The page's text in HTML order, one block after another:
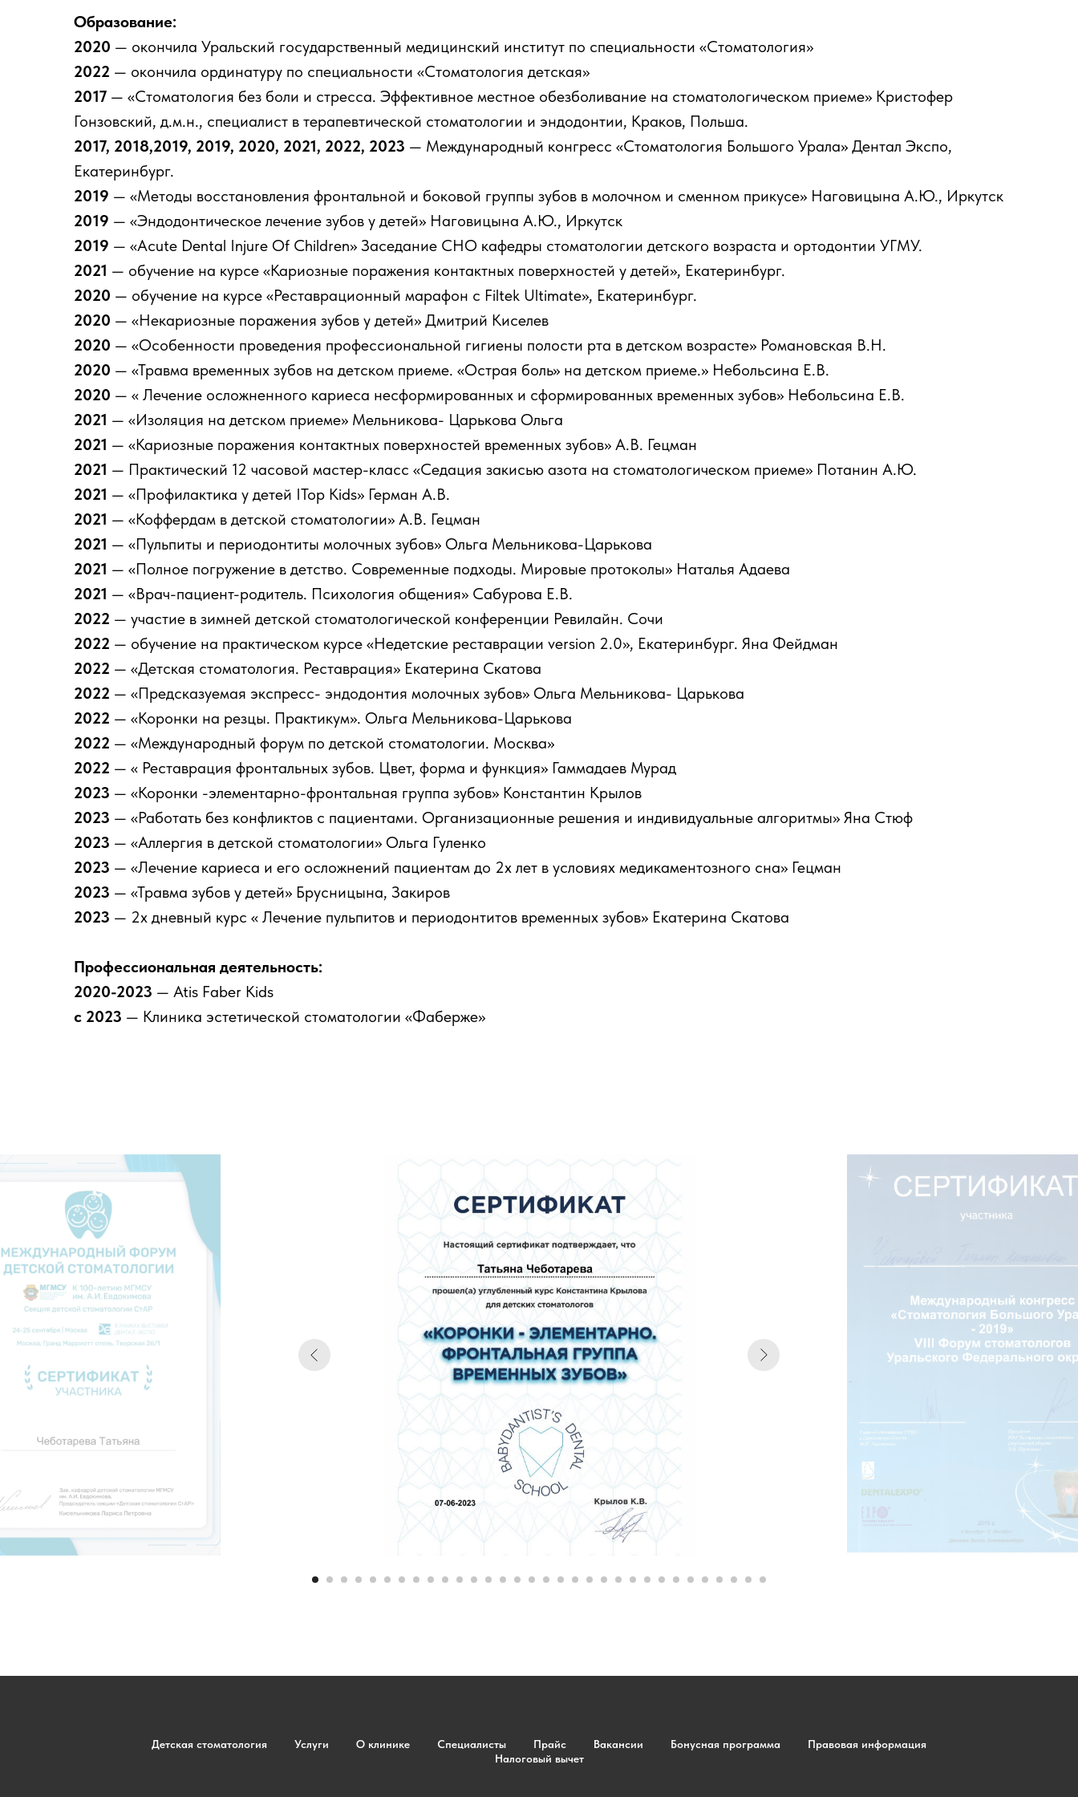
Образование:
2020 — окончила Уральский государственный медицинский институт по специальности «Стоматология»
2022 — окончила ординатуру по специальности «Стоматология детская»
2017 — «Стоматология без боли и стресса. Эффективное местное обезболивание на стоматологическом приеме» Кристофер
Гонзовский, д.м.н., специалист в терапевтической стоматологии и эндодонтии, Краков, Польша.
2017, 2018,2019, 2019, 2020, 2021, 2022, 2023 — Международный конгресс «Стоматология Большого Урала» Дентал Экспо,
Екатеринбург.
2019 — «Методы восстановления фронтальной и боковой группы зубов в молочном и сменном прикусе» Наговицына А.Ю., Иркутск
2019 — «Эндодонтическое лечение зубов у детей» Наговицына А.Ю., Иркутск
2019 — «Acute Dental Injure Of Children» Заседание СНО кафедры стоматологии детского возраста и ортодонтии УГМУ.
2021 — обучение на курсе «Кариозные поражения контактных поверхностей у детей», Екатеринбург.
2020 — обучение на курсе «Реставрационный марафон с Filtek Ultimate», Екатеринбург.
2020 — «Некариозные поражения зубов у детей» Дмитрий Киселев
2020 — «Особенности проведения профессиональной гигиены полости рта в детском возрасте» Романовская В.Н.
2020 — «Травма временных зубов на детском приеме. «Острая боль» на детском приеме.» Небольсина Е.В.
2020 — « Лечение осложненного кариеса несформированных и сформированных временных зубов» Небольсина Е.В.
2021 — «Изоляция на детском приеме» Мельникова- Царькова Ольга
2021 — «Кариозные поражения контактных поверхностей временных зубов» А.В. Гецман
2021 — Практический 12 часовой мастер-класс «Седация закисью азота на стоматологическом приеме» Потанин А.Ю.
2021 — «Профилактика у детей ITop Kids» Герман А.В.
2021 — «Коффердам в детской стоматологии» А.В. Гецман
2021 — «Пульпиты и периодонтиты молочных зубов» Ольга Мельникова-Царькова
2021 — «Полное погружение в детство. Современные подходы. Мировые протоколы» Наталья Адаева
2021 — «Врач-пациент-родитель. Психология общения» Сабурова Е.В.
2022 — участие в зимней детской стоматологической конференции Ревилайн. Сочи
2022 — обучение на практическом курсе «Недетские реставрации version 2.0», Екатеринбург. Яна Фейдман
2022 — «Детская стоматология. Реставрация» Екатерина Скатова
2022 — «Предсказуемая экспресс- эндодонтия молочных зубов» Ольга Мельникова- Царькова
2022 — «Коронки на резцы. Практикум». Ольга Мельникова-Царькова
2022 — «Международный форум по детской стоматологии. Москва»
2022 — « Реставрация фронтальных зубов. Цвет, форма и функция» Гаммадаев Мурад
2023 — «Коронки -элементарно-фронтальная группа зубов» Константин Крылов
2023 — «Работать без конфликтов с пациентами. Организационные решения и индивидуальные алгоритмы» Яна Стюф
2023 — «Аллергия в детской стоматологии» Ольга Гуленко
2023 — «Лечение кариеса и его осложнений пациентам до 2х лет в условиях медикаментозного сна» Гецман
2023 — «Травма зубов у детей» Брусницына, Закиров
2023 — 2х дневный курс « Лечение пульпитов и периодонтитов временных зубов» Екатерина Скатова
Профессиональная деятельность:
2020-2023 — Atis Faber Kids
с 2023 — Клиника эстетической стоматологии «Фаберже»
Детская стоматология Услуги О клинике Специалисты Прайс Вакансии Бонусная программа
Правовая информация
Налоговый вычет